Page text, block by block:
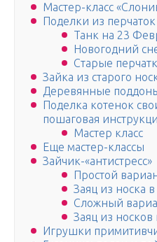
Мастер-класс
Поделки из
Танк на 23
Новогодний
Старые
Зайка из старого
Деревянные
Поделка котенок
пошаговая
Мастер класс
Еще мастер-классы
Зайчик-«антистресс»
Простой
Заяц из носка
Сложный
Заяц из
Игрушки